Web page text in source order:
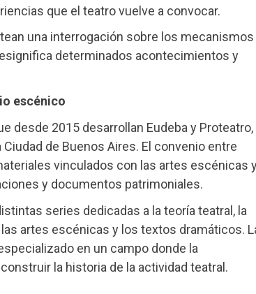
que el teatro vuelve a convocar.
una interrogación sobre los mecanismos
determinados acontecimientos y
escénico
desde 2015 desarrollan Eudeba y Proteatro,
de Buenos Aires. El convenio entre
vinculados con las artes escénicas
y documentos patrimoniales.
series dedicadas a la teoría teatral, la
artes escénicas y los textos dramáticos.
en un campo donde la
la historia de la actividad teatral.